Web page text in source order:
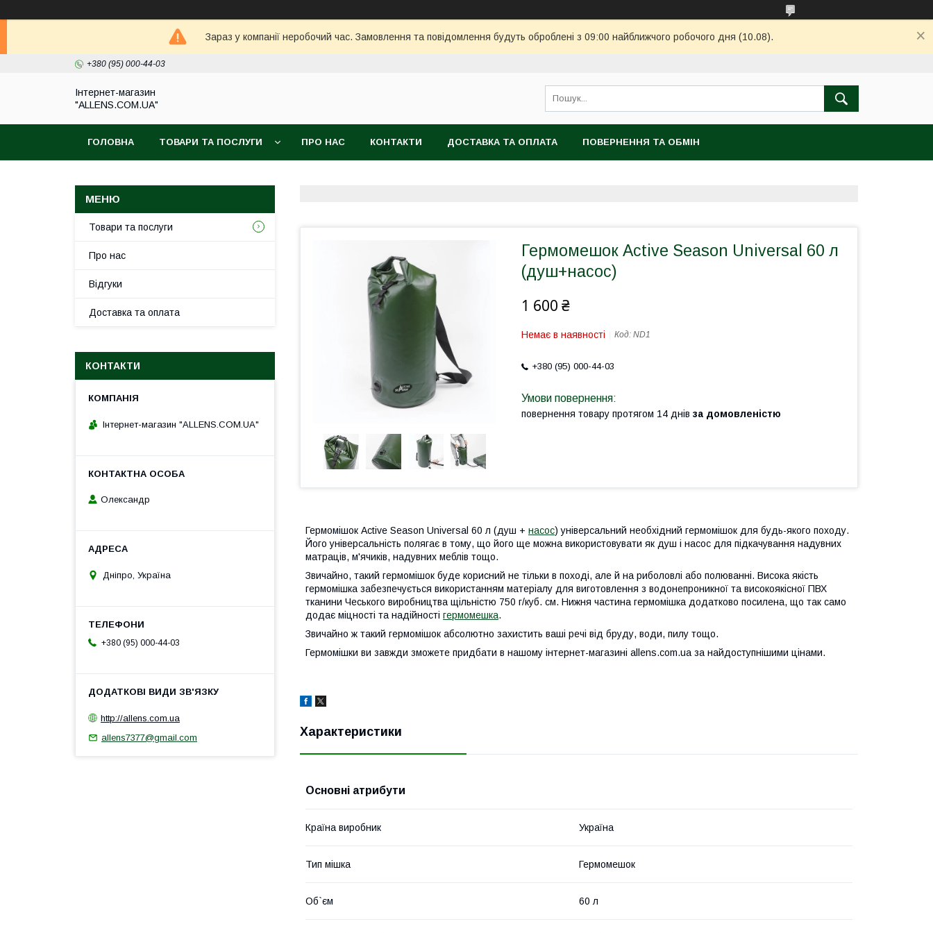
Зараз у компанії неробочий час. Замовлення та повідомлення будуть оброблені з 09:00 найближчого робочого дня (10.08).
+380 (95) 000-44-03
Інтернет-магазин
"ALLENS.COM.UA"
ГОЛОВНА ТОВАРИ ТА ПОСЛУГИ ПРО НАС КОНТАКТИ ДОСТАВКА ТА ОПЛАТА ПОВЕРНЕННЯ ТА ОБМІН
Гермомешок Active Season Universal 60 л
(душ+насос)
1 600 ₴
Немає в наявності Код: ND1
+380 (95) 000-44-03
повернення товару протягом 14 днів за домовленістю
Гермомішок Active Season Universal 60 л (душ + насос) універсальний необхідний гермомішок для будь-якого походу.
Його універсальність полягає в тому, що його ще можна використовувати як душ і насос для підкачування надувних
матраців, м'ячиків, надувних меблів тощо.
Звичайно, такий гермомішок буде корисний не тільки в поході, але й на риболовлі або полюванні. Висока якість
гермомішка забезпечується використанням матеріалу для виготовлення з водонепроникної та високоякісної ПВХ
тканини Чеського виробництва щільністю 750 г/куб. см. Нижня частина гермомішка додатково посилена, що так само
додає міцності та надійності гермомешка.
Звичайно ж такий гермомішок абсолютно захистить ваші речі від бруду, води, пилу тощо.
Гермомішки ви завжди зможете придбати в нашому інтернет-магазині allens.com.ua за найдоступнішими цінами.
Характеристики
Основні атрибути
Країна виробник Україна
Тип мішка Гермомешок
Об`єм 60 л
Товари та послуги
Про нас
Відгуки
Доставка та оплата
КОНТАКТИ
Інтернет-магазин "ALLENS.COM.UA"
Олександр
Дніпро, Україна
+380 (95) 000-44-03
http://allens.com.ua
allens7377@gmail.com